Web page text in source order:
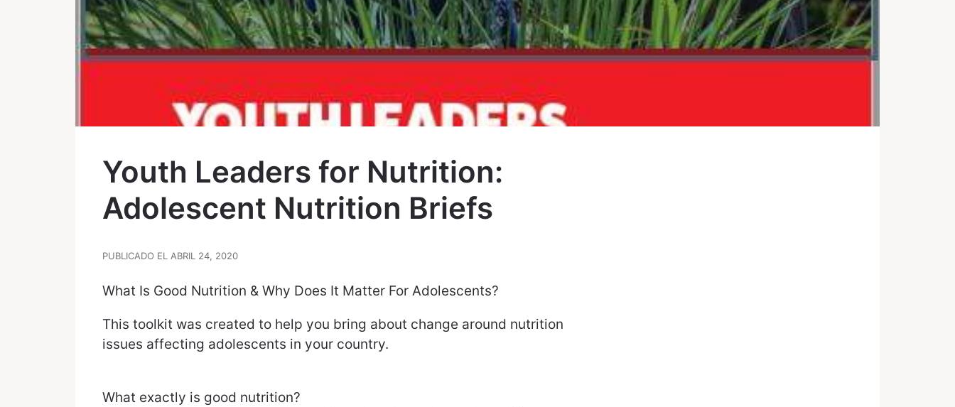
Youth Leaders for Nutrition:
Adolescent Nutrition Briefs
PUBLICADO EL ABRIL 24, 2020
What Is Good Nutrition & Why Does It Matter For Adolescents?
This toolkit was created to help you bring about change around nutrition
issues affecting adolescents in your country.
What exactly is good nutrition?